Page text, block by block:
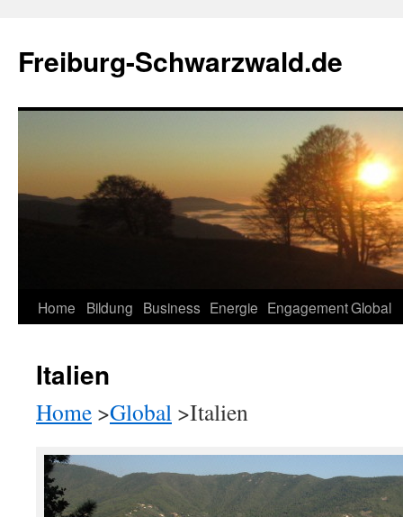
springen
Freiburg-Schwarzwald.de
Home Bildung Business Energie EngagementGlobal
Italien
Home >Global >Italien